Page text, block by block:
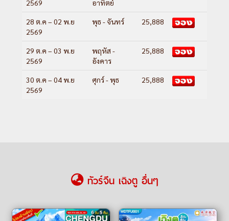
2569 อาทิตย์
28 ต.ค – 02 พ.ย
2569
พุธ - จันทร์ 25,888
29 ต.ค – 03 พ.ย
2569
พฤหัส -
อังคาร
25,888
30 ต.ค – 04 พ.ย
2569
ศุกร์ - พุธ 25,888
ทัวร์จีน เฉิงตู อื่นๆ